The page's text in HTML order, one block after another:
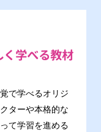
学べる教材
で学べるオリジ
ターや本格的な
て学習を進める